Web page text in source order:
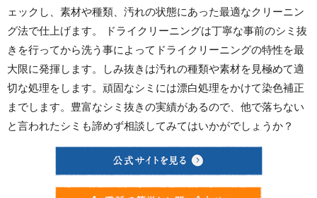
ェックし、素材や種類、汚れの状態にあった最適なクリーニン
グ法で仕上げます。 ドライクリーニングは丁寧な事前のシミ抜
きを行ってから洗う事によってドライクリーニングの特性を最
大限に発揮します。しみ抜きは汚れの種類や素材を見極めて適
切な処理をします。頑固なシミには漂白処理をかけて染色補正
までします。豊富なシミ抜きの実績があるので、他で落ちない
と言われたシミも諦めず相談してみてはいかがでしょうか？